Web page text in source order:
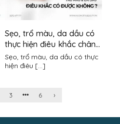
Sẹo, trổ màu, da dầu có
thực hiện điêu khắc chân
mày được không?
Sẹo, trổ màu, da dầu có thực
hiện điêu [...]
3 6 ›